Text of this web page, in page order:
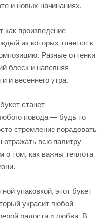
и новых начинаниях.
как произведение
из которых тянется к
Разные оттенки
блеск и наполняя
и весеннего утра.
станет
повода — будь то
стремление порадовать
отражать всю палитру
о том, как важны теплота
упаковкой, этот букет
украсит любой
радости и любви. В